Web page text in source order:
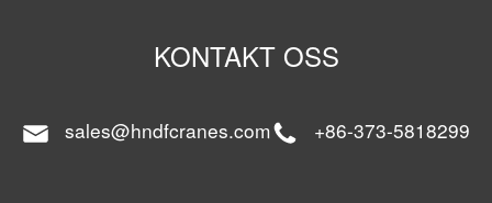
KONTAKT OSS
sales@hndfcranes.com +86-373-5818299